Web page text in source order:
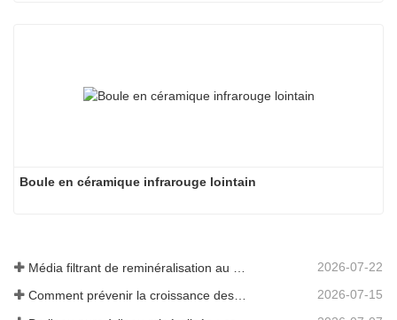
Boule en céramique infrarouge lointain
2026-07-22
Comment prévenir la croissance des odeurs et des bactéries dans les réservoirs d'eaux usées des balayeuses de sol 2026-07-15